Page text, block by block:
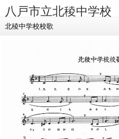
八戸市立北稜中学校
北稜中学校校歌